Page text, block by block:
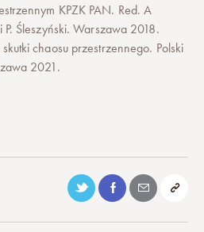
KPZK PAN. Red. A
Śleszyński. Warszawa 2018.
chaosu przestrzennego. Polski
2021.